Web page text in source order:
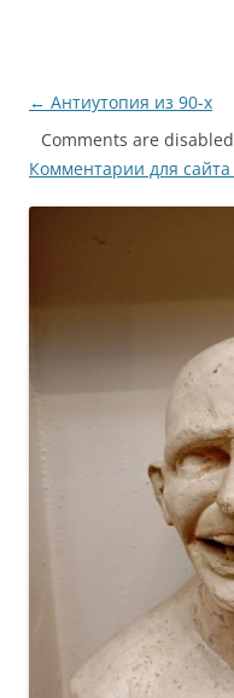
Навигация
по
записям
← Антиутопия из 90-х
Comments are disabled
Комментарии для сайта